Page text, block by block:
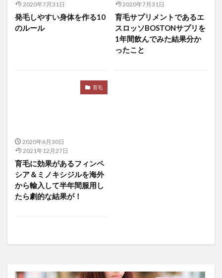
パーソナリティ特性
パーソナル・プロジェクト
パーソナルメディカル発毛
バーチャルツアー
パートナーシップ
ハーバード
パーフェクトSDGs検定
ハイパーインフレ
バイリンガル私立校
バイロディカ・ビディヤー
パイロン
パキスタン
バギング
パターン認識
ハタヨガ
バッテリー寿命
バッテリー技術の限界
バッハ
バヌアツ原住民
バヌアツ観光 パネイル
2020年7月31日
発毛しやすい身体を作る10
のルール
2020年7月31日
育毛サプリメントであるエ
スロッソBOSTONサプリを
1年間飲んでみた結果分か
ったこと
育毛
2020年6月30日
2021年12月27日
育毛に効果があるフィンペ
シア＆ミノキシジルを海外
から輸入して半年間服用し
たら劇的な結果が！